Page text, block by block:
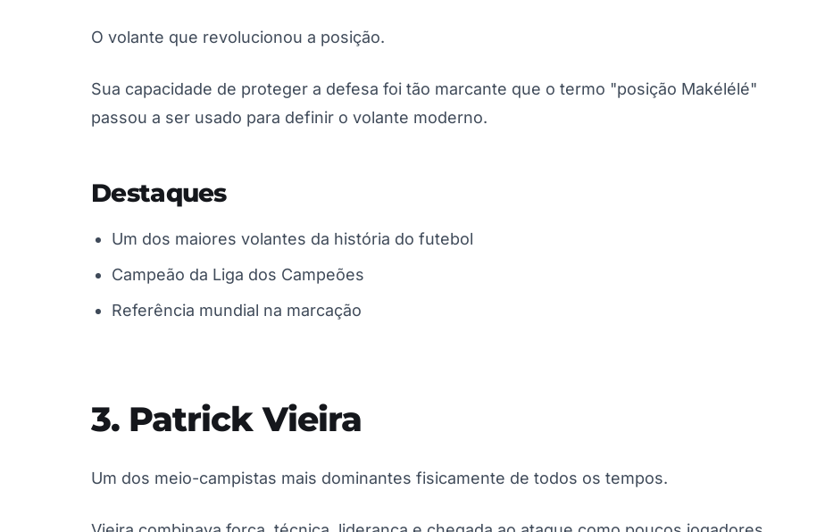
O volante que revolucionou a posição.
Sua capacidade de proteger a defesa foi tão marcante que o termo "posição Makélélé"
passou a ser usado para definir o volante moderno.
Destaques
Um dos maiores volantes da história do futebol
Campeão da Liga dos Campeões
Referência mundial na marcação
3. Patrick Vieira
Um dos meio-campistas mais dominantes fisicamente de todos os tempos.